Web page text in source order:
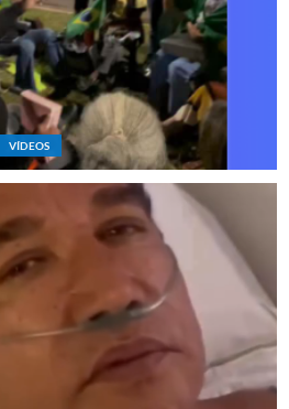
VÍDEOS